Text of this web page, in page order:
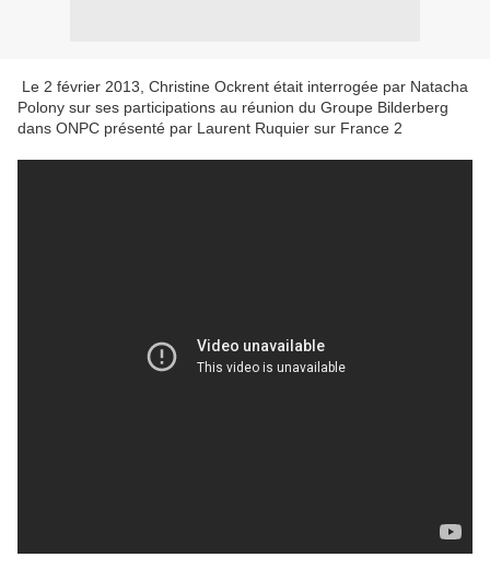
Le 2 février 2013, Christine Ockrent était interrogée par Natacha
Polony sur ses participations au réunion du Groupe Bilderberg
dans ONPC présenté par Laurent Ruquier sur France 2